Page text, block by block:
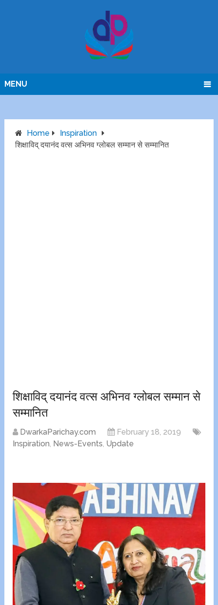
MENU
Home
Inspiration
शिक्षाविद् दयानंद वत्स अभिनव ग्लोबल सम्मान से सम्मानित
शिक्षाविद् दयानंद वत्स अभिनव ग्लोबल सम्मान से
सम्मानित
DwarkaParichay.com
February 18, 2019
Inspiration, News-Events, Update